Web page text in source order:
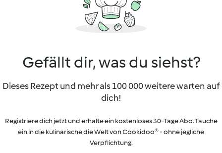
Gefällt dir, was du siehst?
Dieses Rezept und mehr als 100 000 weitere warten auf
dich!
Registriere dich jetzt und erhalte ein kostenloses 30-Tage Abo. Tauche
ein in die kulinarische die Welt von Cookidoo® - ohne jegliche
Verpflichtung.